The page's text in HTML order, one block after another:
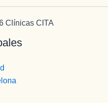
Clínicas CITA